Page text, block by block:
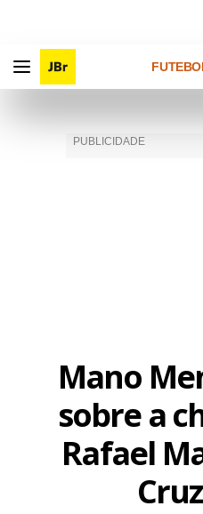
Mano
sobre a
Rafael